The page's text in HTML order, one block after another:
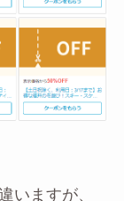
いますが、